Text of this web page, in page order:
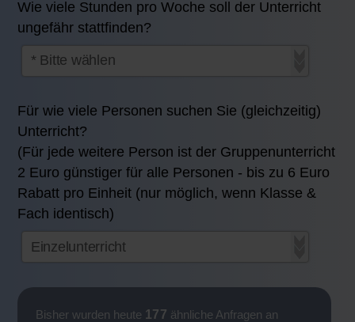
Wie viele Stunden pro Woche soll der Unterricht
ungefähr stattfinden?
Für wie viele Personen suchen Sie (gleichzeitig)
Unterricht?
(Für jede weitere Person ist der Gruppenunterricht
2 Euro günstiger für alle Personen - bis zu 6 Euro
Rabatt pro Einheit (nur möglich, wenn Klasse &
Fach identisch)
Bisher wurden heute 177 ähnliche Anfragen an